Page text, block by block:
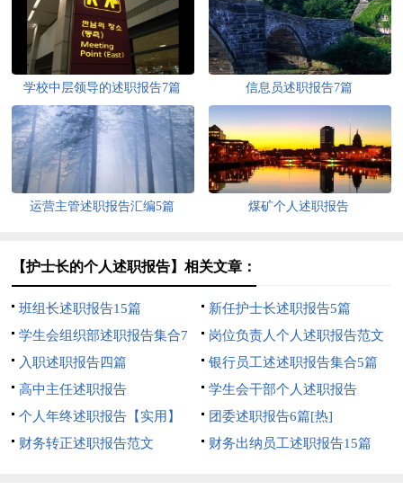
学校中层领导的述职报告7篇 信息员述职报告7篇
运营主管述职报告汇编5篇 煤矿个人述职报告
【护士长的个人述职报告】相关文章：
班组长述职报告15篇
新任护士长述职报告5篇
学生会组织部述职报告集合7
篇
岗位负责人个人述职报告范文
入职述职报告四篇
银行员工述述职报告集合5篇
高中主任述职报告
学生会干部个人述职报告
个人年终述职报告【实用】
团委述职报告6篇[热]
财务转正述职报告范文
财务出纳员工述职报告15篇